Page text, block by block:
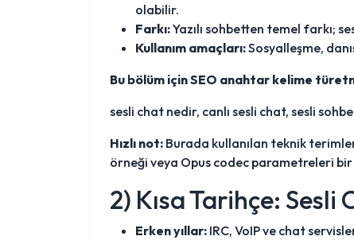
olabilir.
Farkı:Yazılı sohbetten temel farkı;
Kullanım amaçları:Sosyalleşme,
Bu bölüm için SEO anahtar kelime
sesli chat nedir, canlı sesli chat, sesli
Hızlı not: Burada kullanılan teknik
örneği veya Opus codec parametreleri
2) Kısa Tarihçe:
Erken yıllar: IRC, VoIP ve chat